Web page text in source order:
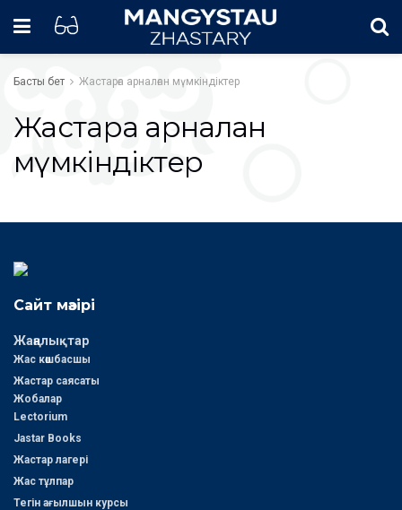
Басты бет Жастарға арналған мүмкіндіктер
Жастарға арналған
мүмкіндіктер
Сайт мәзірі
Жаңалықтар
Жас көшбасшы
Жастар саясаты
Жобалар
Lectorium
Jastar Books
Жастар лагері
Жас тұлпар
Тегін ағылшын курсы